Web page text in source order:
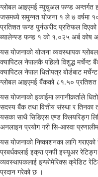
ग्लोबल आइएमई म्युचुअल फण्ड
जसमध्ये समुन्नत योजना १ ले ७ वर्षमा
प्रतिशत फन्ड पुर्नखरीद प्रतिफल
ब्यालेन्स्ड फन्ड १ को १.०२५ अर्ब कोष
यस योजनाको योजना व्यवस्थापक
क्यापिटल नेपालकै पहिलो विशुद्ध
क्यापिटल नेपाल धितोपत्र बोर्डबाट
ग्लोबल आइएमई बैंकको ८१.५० प्रतिशत
यस योजनाको इकाईमा लगानीकर्र्ताले
सदस्य बैंक तथा वित्तीय संस्था र
यसका साथै सिडिएस एण्ड क्लियरिङ्ग
अनलाइन प्रयोग गरी सि-आस्वा
यस योजनाको निष्काशनका लागि
प्रबर्धकलाई इक्रा एनपी इस्यूअर
व्यवस्थापकलाई इन्फोमेरिक्स क्रेडिट
प्रदान गरेको छ ।